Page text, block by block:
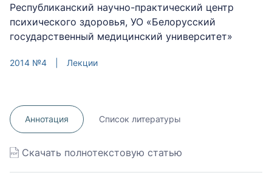
Республиканский научно-практический центр
психического здоровья, УО «Белорусский
государственный медицинский университет»
2014 №4 Лекции
Аннотация Список литературы
Скачать полнотекстовую статью